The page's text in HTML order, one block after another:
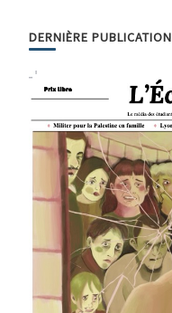
DERNIÈRE PUBLICATION